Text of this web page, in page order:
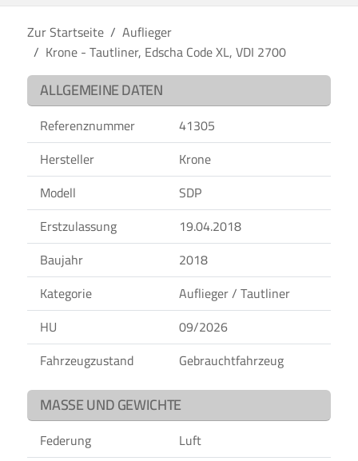
Zur Startseite
Auflieger
Krone - Tautliner, Edscha Code XL, VDI 2700
ALLGEMEINE DATEN
Referenznummer
41305
Hersteller
Krone
Modell
SDP
Erstzulassung
19.04.2018
Baujahr
2018
Kategorie
Auflieger / Tautliner
HU
09/2026
Fahrzeugzustand
Gebrauchtfahrzeug
MASSE UND GEWICHTE
Federung
Luft